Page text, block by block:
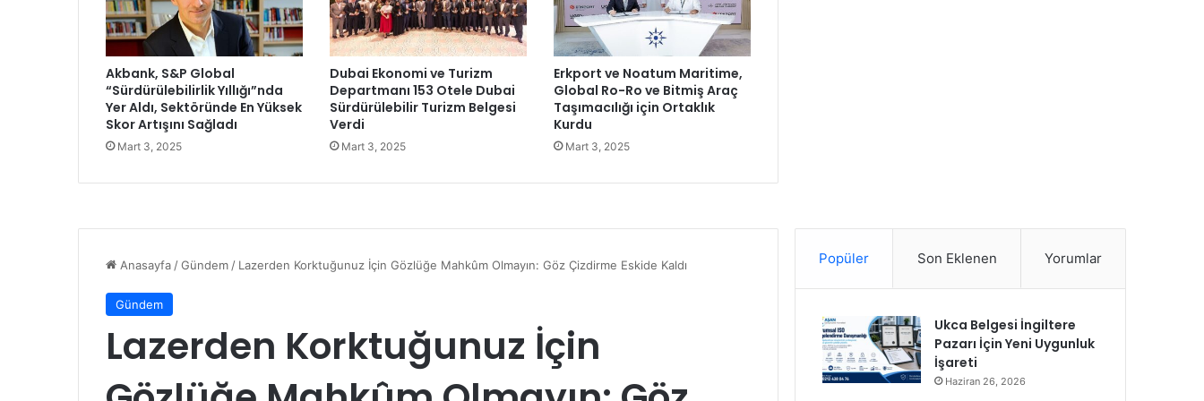
Ü
n
i
v
r
s
i
i
a
n
a
e
B
u
d
a
m
ş
a
n
D
Akbank, S&P Global
“Sürdürülebilirlik Yıllığı”nda
Yer Aldı, Sektöründe En Yüksek
Skor Artışını Sağladı
Mart 3, 2025
Dubai Ekonomi ve Turizm
Departmanı 153 Otele Dubai
Sürdürülebilir Turizm Belgesi
Verdi
Mart 3, 2025
Erkport ve Noatum Maritime,
Global Ro-Ro ve Bitmiş Araç
Taşımacılığı için Ortaklık
Kurdu
Mart 3, 2025